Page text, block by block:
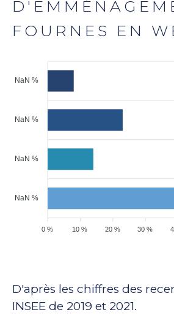
FOURNES EN
NaN %
NaN %
NaN %
NaN %
30 %
20 %
10 %
0 %
D'après les chiffres des
INSEE de 2019 et 2021.